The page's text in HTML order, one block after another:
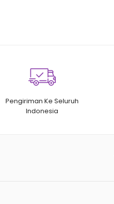
Pengiriman Ke Seluruh
Indonesia